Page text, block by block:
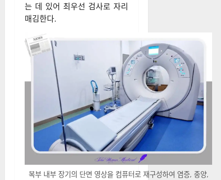
는 데 있어 최우선 검사로 자리
매김한다.
복부 내부 장기의 단면 영상을 컴퓨터로 재구성하여 염증, 종양,